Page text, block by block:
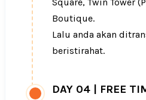
Boutique.
Lalu anda akan
beristirahat.
DAY 04 FREE